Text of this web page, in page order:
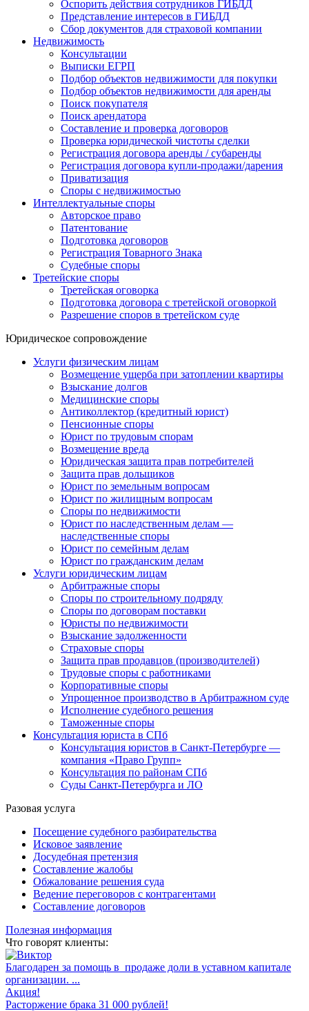
Оспорить действия сотрудников ГИБДД
Представление интересов в ГИБДД
Сбор документов для страховой компании
Недвижимость
Консультации
Выписки ЕГРП
Подбор объектов недвижимости для покупки
Подбор объектов недвижимости для аренды
Поиск покупателя
Поиск арендатора
Составление и проверка договоров
Проверка юридической чистоты сделки
Регистрация договора аренды / субаренды
Регистрация договора купли-продажи/дарения
Приватизация
Cпоры с недвижимостью
Интеллектуальные споры
Авторское право
Патентование
Подготовка договоров
Регистрация Товарного Знака
Судебные споры
Третейские споры
Третейская оговорка
Подготовка договора с третейской оговоркой
Разрешение споров в третейском суде
Юридическое сопровождение
Услуги физическим лицам
Возмещение ущерба при затоплении квартиры
Взыскание долгов
Медицинские споры
Антиколлектор (кредитный юрист)
Пенсионные споры
Юрист по трудовым спорам
Возмещение вреда
Юридическая защита прав потребителей
Защита прав дольщиков
Юрист по земельным вопросам
Юрист по жилищным вопросам
Споры по недвижимости
Юрист по наследственным делам —
наследственные споры
Юрист по семейным делам
Юрист по гражданским делам
Услуги юридическим лицам
Арбитражные споры
Споры по строительному подряду
Споры по договорам поставки
Юристы по недвижимости
Взыскание задолженности
Страховые споры
Защита прав продавцов (производителей)
Трудовые споры с работниками
Корпоративные споры
Упрощенное производство в Арбитражном суде
Исполнение судебного решения
Таможенные споры
Консультация юриста в СПб
Консультация юристов в Санкт-Петербурге —
компания «Право Групп»
Консультация по районам СПб
Суды Санкт-Петербурга и ЛО
Разовая услуга
Посещение судебного разбирательства
Исковое заявление
Досудебная претензия
Составление жалобы
Обжалование решения суда
Ведение переговоров с контрагентами
Составление договоров
Полезная информация
Что говорят клиенты:
Благодарен за помощь в продаже доли в уставном капитале
организации. ...
Акция!
Расторжение брака 31 000 рублей!